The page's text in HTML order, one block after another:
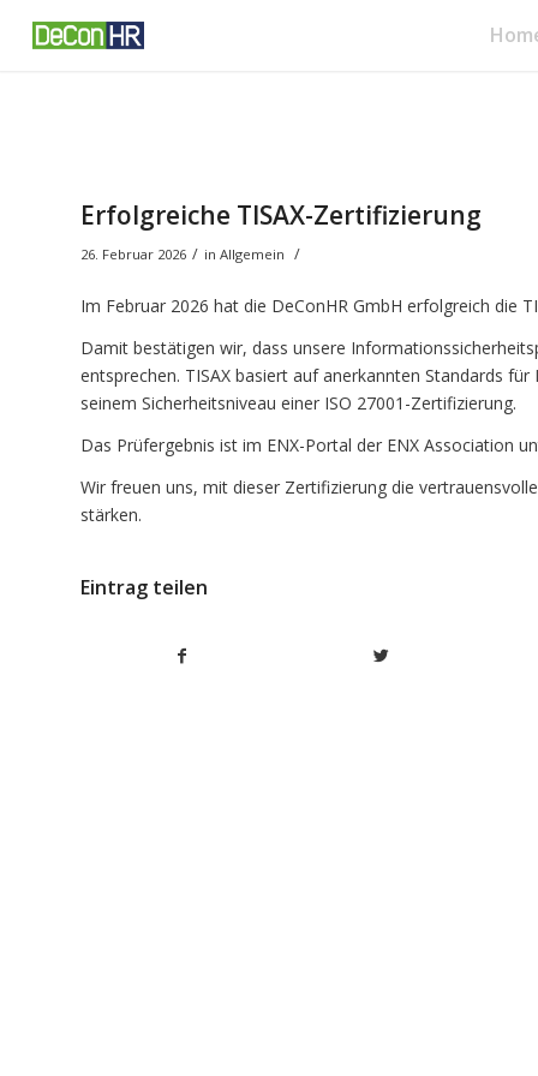
Erfolgreiche TISAX-Zertifizierung
26. Februar 2026 / in Allgemein /
Im Februar 2026 hat die DeConHR GmbH erfolgreich die
Damit bestätigen wir, dass unsere
entsprechen. TISAX basiert auf anerkannten Standards
seinem Sicherheitsniveau einer ISO 27001-Zertifizierung.
Das Prüfergebnis ist im ENX-Portal der ENX Association
Wir freuen uns, mit dieser Zertifizierung die
stärken.
Eintrag teilen